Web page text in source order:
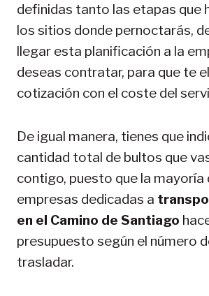
definidas tanto las etapas que
los sitios donde pernoctarás,
llegar esta planificación a la
deseas contratar, para que te
cotización con el coste del
De igual manera, tienes que
cantidad total de bultos que
contigo, puesto que la mayoría
empresas dedicadas a
en el Camino de Santiago
presupuesto según el número
trasladar.